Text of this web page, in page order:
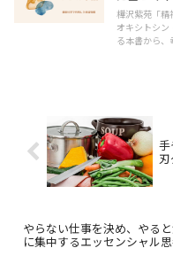
樺沢紫苑「精
オキシトシ
る本書から、
やらない仕事を決め、やる
に集中するエッセンシャル